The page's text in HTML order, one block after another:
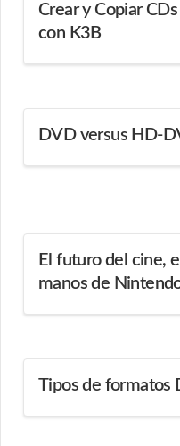
Crear y Copiar
con K3B
DVD versus HD-
El futuro del cine,
manos de
Tipos de formatos